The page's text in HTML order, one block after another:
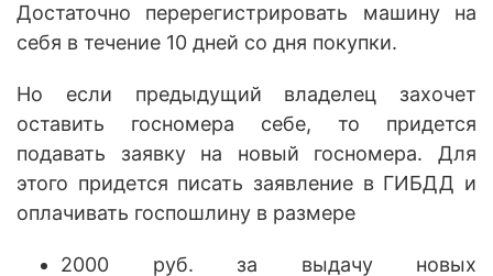
Достаточно перерегистрировать машину на
себя в течение 10 дней со дня покупки.
Но если предыдущий владелец захочет
оставить госномера себе, то придется
подавать заявку на новый госномера. Для
этого придется писать заявление в ГИБДД и
оплачивать госпошлину в размере
2000 руб. за выдачу новых